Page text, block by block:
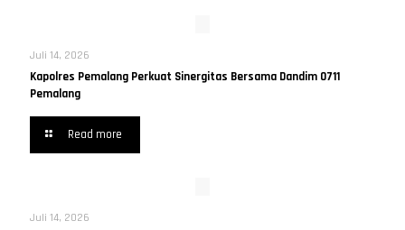
Juli 14, 2026
Kapolres Pemalang Perkuat Sinergitas Bersama Dandim 0711
Pemalang
Read more
Juli 14, 2026